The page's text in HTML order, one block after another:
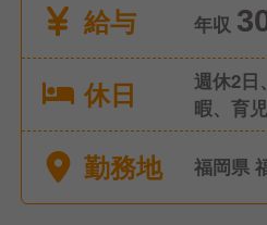
給与
年収
休日
週休2日
暇、育
勤務地 福岡県